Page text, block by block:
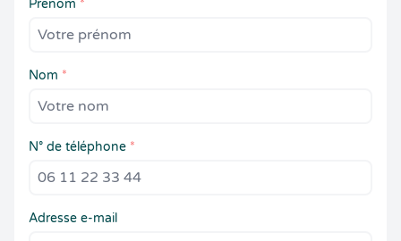
Prénom *
Nom *
N° de téléphone *
Adresse e-mail